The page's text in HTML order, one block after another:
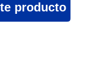
producto